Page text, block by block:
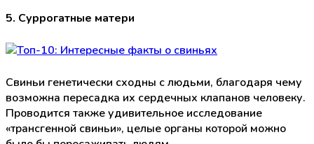
5. Суррогатные матери
Свиньи генетически сходны с людьми, благодаря чему
возможна пересадка их сердечных клапанов человеку.
Проводится также удивительное исследование
«трансгенной свиньи», целые органы которой можно